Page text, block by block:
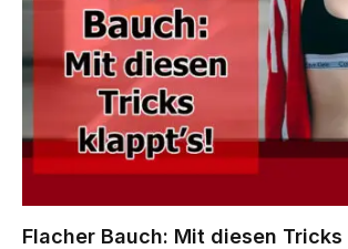
Flacher Bauch: Mit diesen Tricks